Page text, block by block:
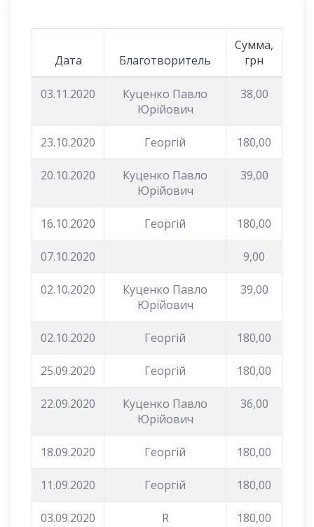
Дата Благотворитель
Сумма,
грн
03.11.2020
Куценко Павло
Юрійович
38,00
23.10.2020 Георгій 180,00
20.10.2020
Куценко Павло
Юрійович
39,00
16.10.2020 Георгій 180,00
07.10.2020 9,00
02.10.2020
Куценко Павло
Юрійович
39,00
02.10.2020 Георгій 180,00
25.09.2020 Георгій 180,00
22.09.2020
Куценко Павло
Юрійович
36,00
18.09.2020 Георгій 180,00
11.09.2020 Георгій 180,00
03.09.2020 R 180,00